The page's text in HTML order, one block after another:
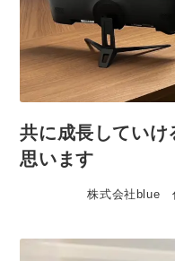
共に成長していけ
思います
株式会社blue